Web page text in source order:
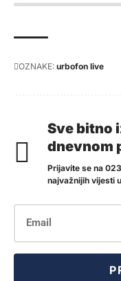
OZNAKE: urbofon live
Sve bitno
dnevnom
Prijavite se na
najvažnijih vijesti